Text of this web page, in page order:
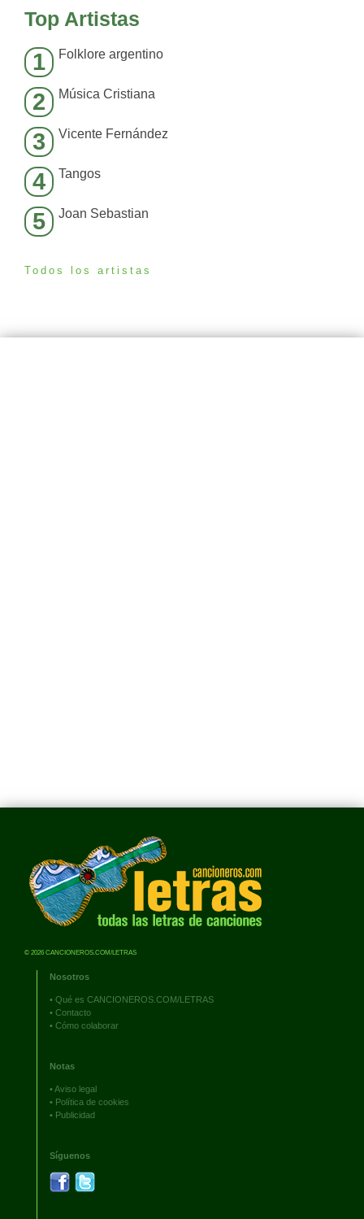
Top Artistas
1 Folklore argentino
2 Música Cristiana
3 Vicente Fernández
4 Tangos
5 Joan Sebastian
Todos los artistas
© 2026 CANCIONEROS.COM/LETRAS
Nosotros
• Qué es CANCIONEROS.COM/LETRAS
• Contacto
• Cómo colaborar
Notas
•Aviso legal
• Política de cookies
• Publicidad
Síguenos